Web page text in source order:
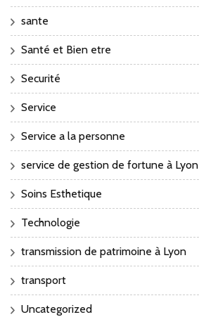
sante
Santé et Bien etre
Securité
Service
Service a la personne
service de gestion de fortune à Lyon
Soins Esthetique
Technologie
transmission de patrimoine à Lyon
transport
Uncategorized